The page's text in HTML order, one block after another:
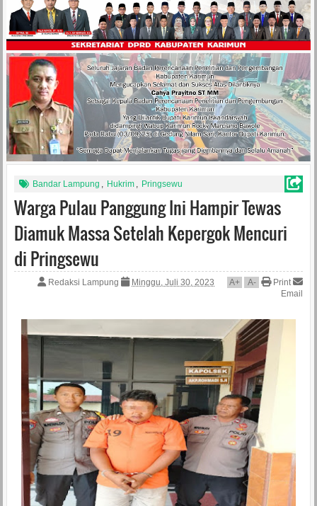
Bandar Lampung Hukrim Pringsewu
Warga Pulau Panggung Ini Hampir Tewas
Diamuk Massa Setelah Kepergok Mencuri
di Pringsewu
Redaksi Lampung Minggu, Juli 30, 2023 A+ A-
Print
Email